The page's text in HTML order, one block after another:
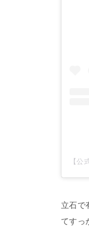
【
立石で
てすっ